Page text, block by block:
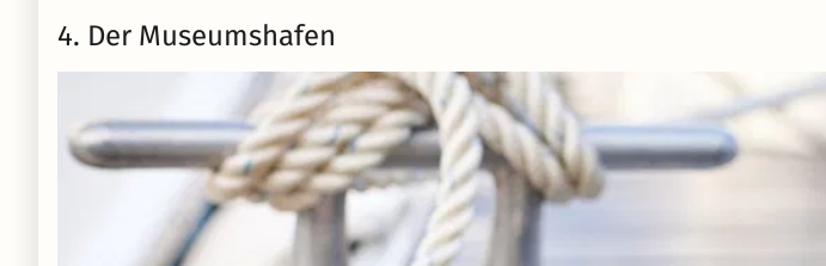
4. Der Museumshafen